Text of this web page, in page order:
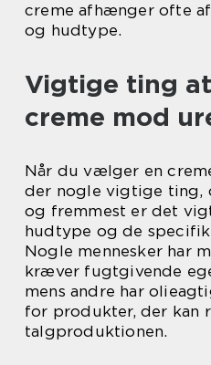
creme afhænger ofte
og hudtype.
Vigtige ting
creme mod
Når du vælger en
der nogle vigtige ting,
og fremmest er det
hudtype og de
Nogle mennesker har
kræver fugtgivende
mens andre har
for produkter, der kan
talgproduktionen.